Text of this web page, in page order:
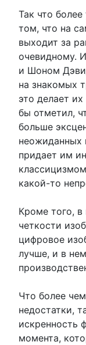
Так что
том, что на
выходит за
очевидному.
и Шоном
на знакомых
это делает
бы отметил,
больше
неожиданных
придает им
какой-то
Кроме того, в
четкости
цифровое
лучше, и в
Что более
недостатки,
искренность
момента,